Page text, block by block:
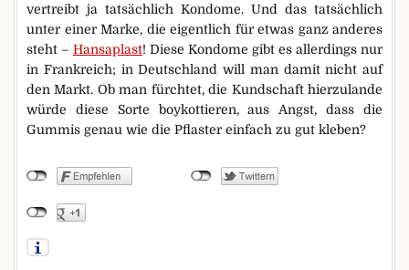
vertreibt ja tatsächlich Kondome. Und das tatsächlich
unter einer Marke, die eigentlich für etwas ganz anderes
steht – Hansaplast! Diese Kondome gibt es allerdings nur
in Frankreich; in Deutschland will man damit nicht auf
den Markt. Ob man fürchtet, die Kundschaft hierzulande
würde diese Sorte boykottieren, aus Angst, dass die
Gummis genau wie die Pflaster einfach zu gut kleben?